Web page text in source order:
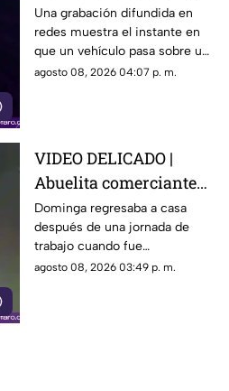
camioneta atropella a
un perro y conductor
escapa
Una grabación difundida en
redes muestra el instante en
que un vehículo pasa sobre un
perro y continúa su camino sin
agosto 08, 2026 04:07 p. m.
VIDEO DELICADO |
Abuelita comerciante
es as3sin4da en Puebla
por 90 pesos
Dominga regresaba a casa
después de una jornada de
trabajo cuando fue
interceptada por un hombre
agosto 08, 2026 03:49 p. m.